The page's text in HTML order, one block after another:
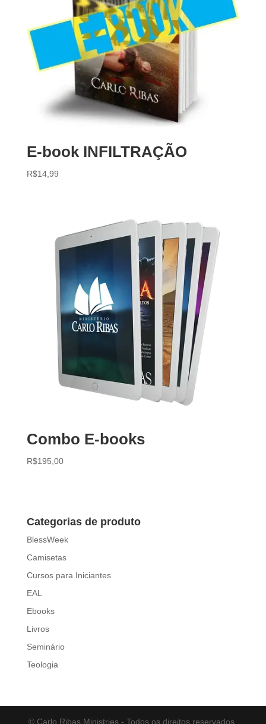
E-book INFILTRAÇÃO
R$14,99
Combo E-books
R$195,00
Categorias de produto
BlessWeek
Camisetas
Cursos para Iniciantes
EAL
Ebooks
Livros
Seminário
Teologia
© Carlo Ribas Ministries - Todos os direitos reservados.